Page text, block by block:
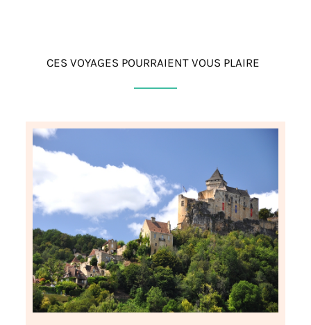
CES VOYAGES POURRAIENT VOUS PLAIRE